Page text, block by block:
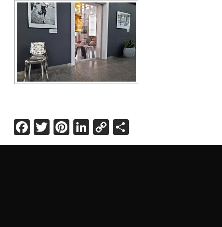
Facebook
Twitter
Pinterest
LinkedIn
Copy
Link
Share